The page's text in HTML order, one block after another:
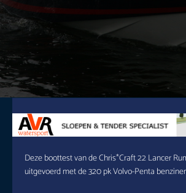
Deze boottest van de Chris*Craft 22 Lancer
uitgevoerd met de 320 pk Volvo-Penta